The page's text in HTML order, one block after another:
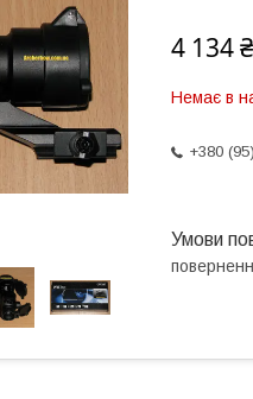
4 134 ₴
Немає в
+380